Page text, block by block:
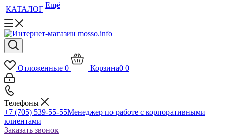
КАТАЛОГ Ещё
Отложенные 0 Корзина0 0
Телефоны
+7 (705) 539-55-55Менеджер по работе с корпоративными
клиентами
Заказать звонок